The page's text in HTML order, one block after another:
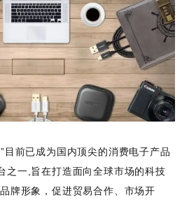
目前已成为国内顶尖的消费电子产品
之一,旨在打造面向全球市场的科技
牌形象，促进贸易合作、市场开